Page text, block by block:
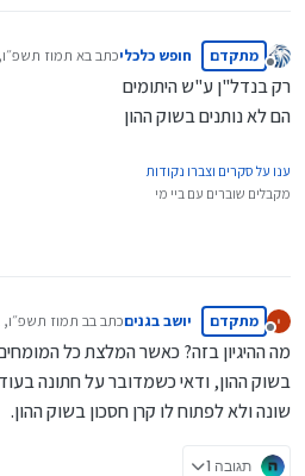
מנותק
מתקדם חופש כלכליכתב בא תמוז תשפ״ו, 22:33
נערך לאחרונה על ידי
רק בנדל"ן ע"ש היתומים
הם לא נותנים בשוק ההון
ענו על סקרים וצברו נקודות
מקבלים שוברים עם ביי מי
מנותק
מתקדם יושב בגניםכתב בב תמוז תשפ״ו, 16:02
נערך לאחרונה על ידי
מה ההיגיון בזה? כאשר המלצת כל
שונה ולא לפתוח לו קרן חסכון בשוק ההון.
תגובה 1